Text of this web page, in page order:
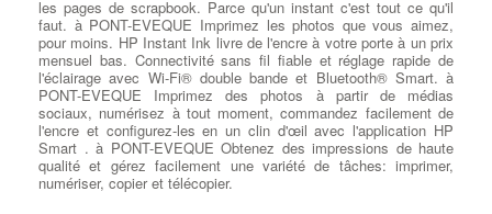
une panne de disque dur ou
SSD entrainant une perte de vos
données, vous savez
probablement comment il peut
être extrêmement coûteux d'avoir
des données totalement
récupérées. à PONT-EVEQUE Nous pouvons vous informer en
quelques minutes si le disque est récupérable en magasin ou s'il
estdéfectueux mécaniquementet doit être envoyé au
laboratoire de récupération de données Vous avez perdu vos
données? à PONT-EVEQUE La récupération de données est
les pages de scrapbook. Parce qu'un instant c'est tout ce qu'il
faut. à PONT-EVEQUE Imprimez les photos que vous aimez,
pour moins. HP Instant Ink livre de l'encre à votre porte à un prix
mensuel bas. Connectivité sans fil fiable et réglage rapide de
l'éclairage avec Wi-Fi® double bande et Bluetooth® Smart. à
PONT-EVEQUE Imprimez des photos à partir de médias
sociaux, numérisez à tout moment, commandez facilement de
l'encre et configurez-les en un clin d'œil avec l'application HP
Smart . à PONT-EVEQUE Obtenez des impressions de haute
qualité et gérez facilement une variété de tâches: imprimer,
numériser, copier et télécopier.